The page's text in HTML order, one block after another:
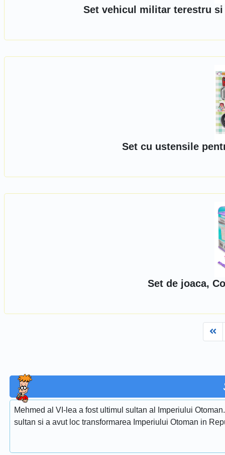
Set vehicul militar terestru si
Set cu ustensile
Set de joaca,
Mehmed al VI-lea a fost ultimul sultan al Imperiului
sultan si a avut loc transformarea Imperiului Otoman in